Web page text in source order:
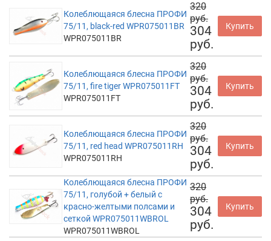
Колеблющаяся блесна ПРОФИ
75/11, black-red WPR075011BR
WPR075011BR
320
руб.
304
руб.
Купить
Колеблющаяся блесна ПРОФИ
75/11, fire tiger WPR075011FT
WPR075011FT
320
руб.
304
руб.
Купить
Колеблющаяся блесна ПРОФИ
75/11, red head WPR075011RH
WPR075011RH
320
руб.
304
руб.
Купить
Колеблющаяся блесна ПРОФИ
75/11, голубой + белый с
красно-желтыми полсами и
сеткой WPR075011WBROL
WPR075011WBROL
320
руб.
304
руб.
Купить